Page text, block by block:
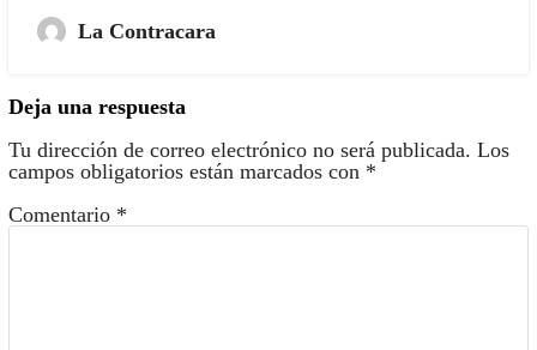
La Contracara
Deja una respuesta
Tu dirección de correo electrónico no será publicada. Los
campos obligatorios están marcados con *
Comentario *